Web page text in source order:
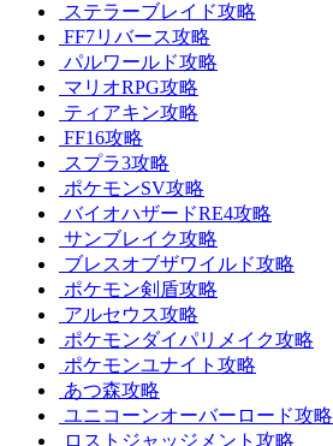
ステラーブレイド攻略
FF7リバース攻略
パルワールド攻略
マリオRPG攻略
ティアキン攻略
FF16攻略
スプラ3攻略
ポケモンSV攻略
バイオハザードRE4攻略
サンブレイク攻略
ブレスオブザワイルド攻略
ポケモン剣盾攻略
アルセウス攻略
ポケモンダイパリメイク攻略
ポケモンユナイト攻略
あつ森攻略
ユニコーンオーバーロード攻略
ロストジャッジメント攻略